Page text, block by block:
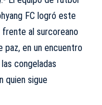
FC logró este
al surcoreano
paz, en un encuentro
congeladas
quien sigue